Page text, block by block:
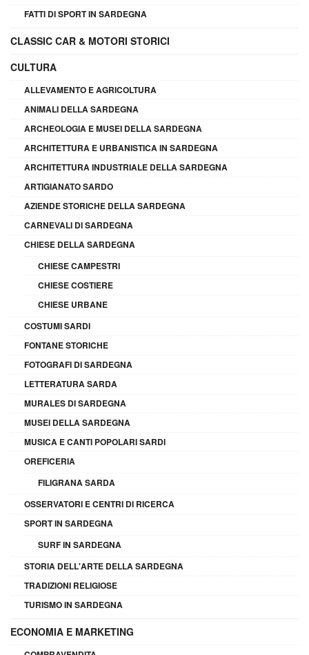
FATTI DI SPORT IN SARDEGNA
CLASSIC CAR & MOTORI STORICI
CULTURA
ALLEVAMENTO E AGRICOLTURA
ANIMALI DELLA SARDEGNA
ARCHEOLOGIA E MUSEI DELLA SARDEGNA
ARCHITETTURA E URBANISTICA IN SARDEGNA
ARCHITETTURA INDUSTRIALE DELLA SARDEGNA
ARTIGIANATO SARDO
AZIENDE STORICHE DELLA SARDEGNA
CARNEVALI DI SARDEGNA
CHIESE DELLA SARDEGNA
CHIESE CAMPESTRI
CHIESE COSTIERE
CHIESE URBANE
COSTUMI SARDI
FONTANE STORICHE
FOTOGRAFI DI SARDEGNA
LETTERATURA SARDA
MURALES DI SARDEGNA
MUSEI DELLA SARDEGNA
MUSICA E CANTI POPOLARI SARDI
OREFICERIA
FILIGRANA SARDA
OSSERVATORI E CENTRI DI RICERCA
SPORT IN SARDEGNA
SURF IN SARDEGNA
STORIA DELL'ARTE DELLA SARDEGNA
TRADIZIONI RELIGIOSE
TURISMO IN SARDEGNA
ECONOMIA E MARKETING